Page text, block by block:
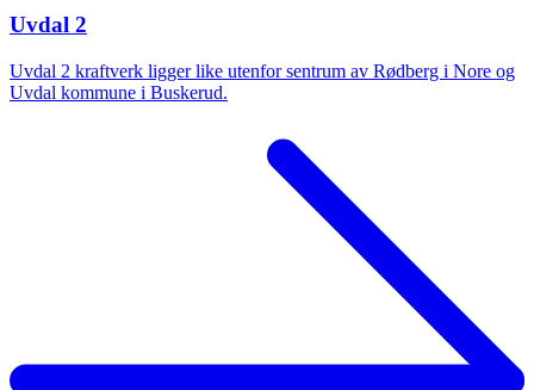
Uvdal 2
Uvdal 2 kraftverk ligger like utenfor sentrum av Rødberg i Nore og
Uvdal kommune i Buskerud.